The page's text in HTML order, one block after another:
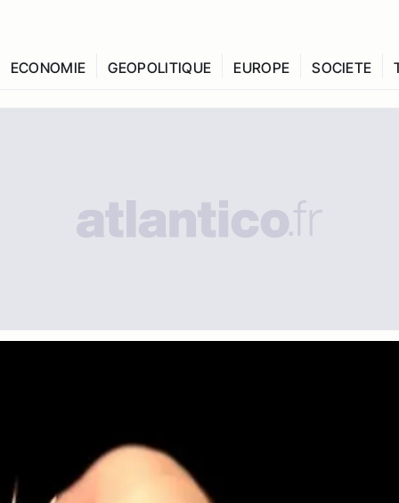
ECONOMIE GEOPOLITIQUE EUROPE SOCIETE